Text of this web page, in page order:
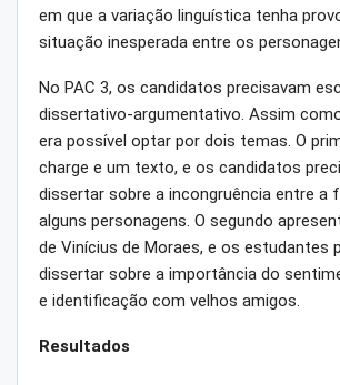
em que a variação linguística tenha
situação inesperada entre os
No PAC 3, os candidatos precisavam
dissertativo-argumentativo. Assim
era possível optar por dois temas. O
charge e um texto, e os candidatos
dissertar sobre a incongruência entre a
alguns personagens. O segundo
de Vinícius de Moraes, e os estudantes
dissertar sobre a importância do
e identificação com velhos amigos.
Resultados